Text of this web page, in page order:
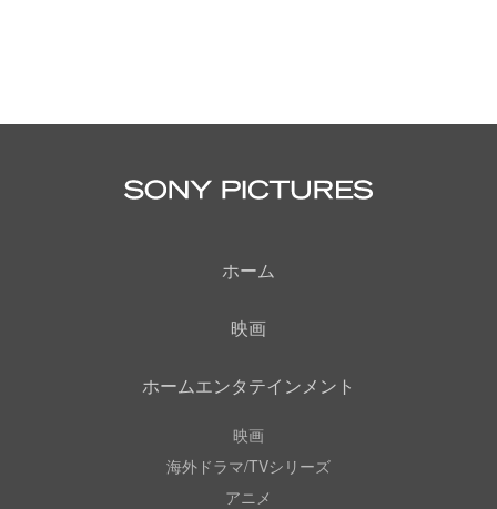
ホーム
映画
ホームエンタテインメント
映画
海外ドラマ/TVシリーズ
アニメ